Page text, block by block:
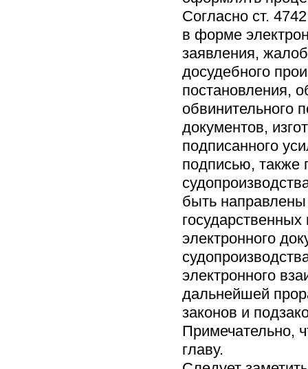
Согласно ст.
в форме
заявления,
досудебного
постановления,
обвинительного
документов,
подписанного
подписью, также
быть
электронного
электронного
дальнейшей
законов и
Примечательно,
главу.